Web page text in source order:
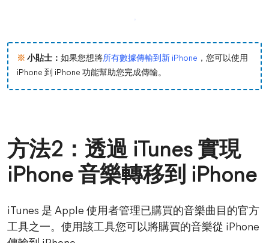
※ 小貼士： 如果您想將所有數據傳輸到新 iPhone ，您可以使用
iPhone 到 iPhone 功能幫助您完成傳輸。
方法2：透過 iTunes 實現
iPhone 音樂轉移到 iPhone
iTunes 是 Apple 使用者管理已購買的音樂曲目的官方
工具之一。使用該工具您可以將購買的音樂從 iPhone